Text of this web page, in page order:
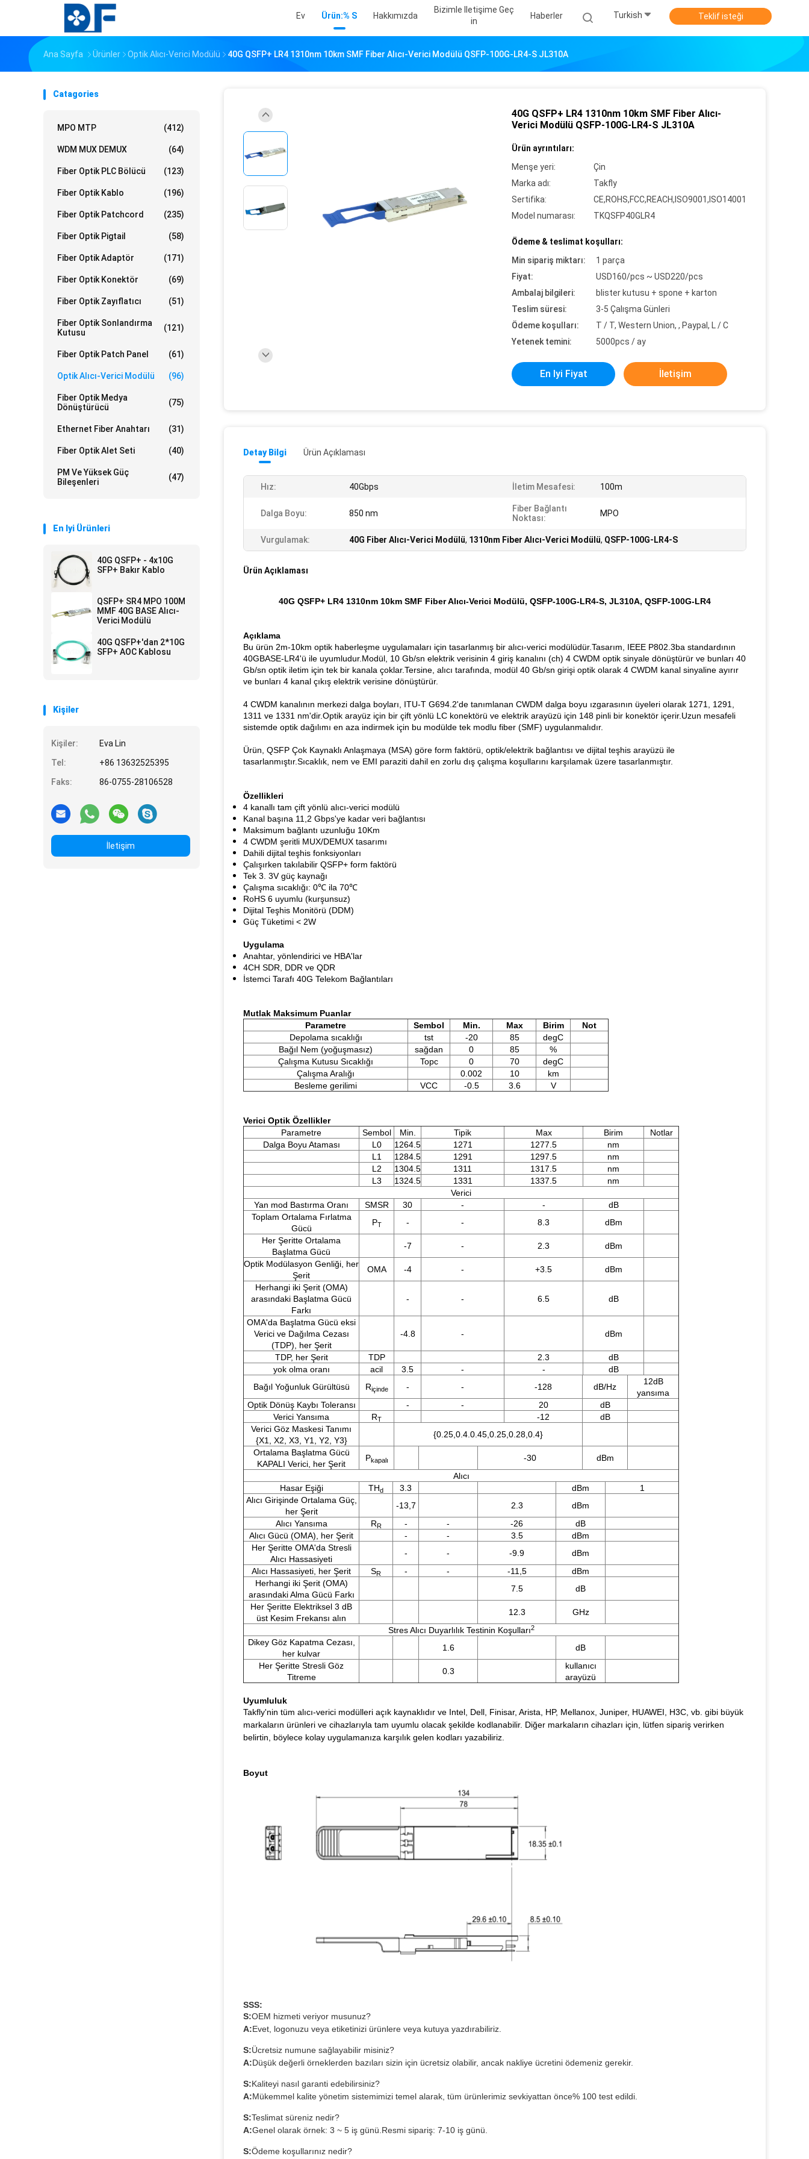
Ev Ürün:% S Hakkımızda
Bizimle Iletişime Geç
In
Haberler Turkish Teklif isteği
Ana Sayfa Ürünler Optik Alıcı-Verici Modülü 40G QSFP+ LR4 1310nm 10km SMF Fiber Alıcı-Verici Modülü QSFP-100G-LR4-S JL310A
Catagories
MPO MTP (412)
WDM MUX DEMUX (64)
Fiber Optik PLC Bölücü (123)
Fiber Optik Kablo (196)
Fiber Optik Patchcord (235)
Fiber Optik Pigtail (58)
Fiber Optik Adaptör (171)
Fiber Optik Konektör (69)
Fiber Optik Zayıflatıcı (51)
Fiber Optik Sonlandırma
Kutusu
(121)
Fiber Optik Patch Panel (61)
Optik Alıcı-Verici Modülü (96)
Fiber Optik Medya
Dönüştürücü
(75)
Ethernet Fiber Anahtarı (31)
Fiber Optik Alet Seti (40)
PM Ve Yüksek Güç
Bileşenleri
(47)
En Iyi Ürünleri
40G QSFP+ - 4x10G
SFP+ Bakır Kablo
QSFP+ SR4 MPO 100M
MMF 40G BASE Alıcı-
Verici Modülü
40G QSFP+'dan 2*10G
SFP+ AOC Kablosu
Kişiler
Kişiler:
Eva Lin
Tel:
+86 13632525395
Faks:
86-0755-28106528
İletişim
40G QSFP+ LR4 1310nm 10km SMF Fiber Alıcı-
Verici Modülü QSFP-100G-LR4-S JL310A
Ürün ayrıntıları:
Menşe yeri:
Çin
Marka adı:
Takfly
Sertifika:
CE,ROHS,FCC,REACH,ISO9001,ISO14001
Model numarası:
TKQSFP40GLR4
Ödeme & teslimat koşulları:
Min sipariş miktarı:
1 parça
Fiyat:
USD160/pcs ~ USD220/pcs
Ambalaj bilgileri:
blister kutusu + spone + karton
Teslim süresi:
3-5 Çalışma Günleri
Ödeme koşulları:
T / T, Western Union, , Paypal, L / C
Yetenek temini:
5000pcs / ay
En Iyi Fiyat İletişim
Detay Bilgi Ürün Açıklaması
Hız: 40Gbps İletim Mesafesi: 100m
Dalga Boyu: 850 nm
Fiber Bağlantı
Noktası:
MPO
Vurgulamak: 40G Fiber Alıcı-Verici Modülü, 1310nm Fiber Alıcı-Verici Modülü, QSFP-100G-LR4-S
Ürün Açıklaması
40G QSFP+ LR4 1310nm 10km SMF Fiber Alıcı-Verici Modülü, QSFP-100G-LR4-S, JL310A, QSFP-100G-LR4
Açıklama
Bu ürün 2m-10km optik haberleşme uygulamaları için tasarlanmış bir alıcı-verici modülüdür.Tasarım, IEEE P802.3ba standardının
40GBASE-LR4'ü ile uyumludur.Modül, 10 Gb/sn elektrik verisinin 4 giriş kanalını (ch) 4 CWDM optik sinyale dönüştürür ve bunları 40
Gb/sn optik iletim için tek bir kanala çoklar.Tersine, alıcı tarafında, modül 40 Gb/sn girişi optik olarak 4 CWDM kanal sinyaline ayırır
ve bunları 4 kanal çıkış elektrik verisine dönüştürür.
4 CWDM kanalının merkezi dalga boyları, ITU-T G694.2'de tanımlanan CWDM dalga boyu ızgarasının üyeleri olarak 1271, 1291,
1311 ve 1331 nm'dir.Optik arayüz için bir çift yönlü LC konektörü ve elektrik arayüzü için 148 pinli bir konektör içerir.Uzun mesafeli
sistemde optik dağılımı en aza indirmek için bu modülde tek modlu fiber (SMF) uygulanmalıdır.
Ürün, QSFP Çok Kaynaklı Anlaşmaya (MSA) göre form faktörü, optik/elektrik bağlantısı ve dijital teşhis arayüzü ile
tasarlanmıştır.Sıcaklık, nem ve EMI paraziti dahil en zorlu dış çalışma koşullarını karşılamak üzere tasarlanmıştır.
Özellikleri
4 kanallı tam çift yönlü alıcı-verici modülü
Kanal başına 11,2 Gbps'ye kadar veri bağlantısı
Maksimum bağlantı uzunluğu 10Km
4 CWDM şeritli MUX/DEMUX tasarımı
Dahili dijital teşhis fonksiyonları
Çalışırken takılabilir QSFP+ form faktörü
Tek 3. 3V güç kaynağı
Çalışma sıcaklığı: 0℃ ila 70℃
RoHS 6 uyumlu (kurşunsuz)
Dijital Teşhis Monitörü (DDM)
Güç Tüketimi < 2W
Uygulama
Anahtar, yönlendirici ve HBA'lar
4CH SDR, DDR ve QDR
İstemci Tarafı 40G Telekom Bağlantıları
Mutlak Maksimum Puanlar
Parametre
Sembol Min. Max Birim
Not
Depolama sıcaklığı
tst -20 85
degC
Bağıl Nem (yoğuşmasız)
sağdan 0 85
%
Çalışma Kutusu Sıcaklığı
Topc 0 70
degC
Çalışma Aralığı
0.002 10
km
Besleme gerilimi
VCC -0.5 3.6 V
Verici Optik Özellikler
Parametre
Sembol Min. Tipik Max Birim
Notlar
Dalga Boyu Ataması
L0 1264.5 1271 1277.5
nm
L1
1284.5 1291 1297.5
nm
L2
1304.5 1311 1317.5
nm
L3
1324.5 1331 1337.5
nm
Verici
Yan mod Bastırma Oranı
SMSR 30 - -
dB
Toplam Ortalama Fırlatma
Gücü
PT - - 8.3
dBm
Her Şeritte Ortalama
Başlatma Gücü
-7 - 2.3
dBm
Optik Modülasyon Genliği, her
Şerit
OMA -4 - +3.5
dBm
Herhangi iki Şerit (OMA)
arasındaki Başlatma Gücü
Farkı
- - 6.5 dB
OMA'da Başlatma Gücü eksi
Verici ve Dağılma Cezası
(TDP), her Şerit
-4.8 - dBm
TDP, her Şerit TDP 2.3
dB
yok olma oranı
acil 3.5 - -
dB
Bağıl Yoğunluk Gürültüsü
Riçinde - - -128 dB/Hz
12dB
yansıma
Optik Dönüş Kaybı Toleransı
- - 20
dB
Verici Yansıma
RT -12
dB
Verici Göz Maskesi Tanımı
{X1, X2, X3, Y1, Y2, Y3}
{0.25,0.4.0.45,0.25,0.28,0.4}
Ortalama Başlatma Gücü
KAPALI Verici, her Şerit
Pkapalı -30
dBm
Alıcı
Hasar Eşiği
THd 3.3 dBm
1
Alıcı Girişinde Ortalama Güç,
her Şerit
-13,7 2.3
dBm
Alıcı Yansıma
RR - - -26
dB
Alıcı Gücü (OMA), her Şerit
- - 3.5
dBm
Her Şeritte OMA'da Stresli
Alıcı Hassasiyeti
- - -9.9
dBm
Alıcı Hassasiyeti, her Şerit
SR - - -11,5
dBm
Herhangi iki Şerit (OMA)
arasındaki Alma Gücü Farkı
7.5
dB
Her Şeritte Elektriksel 3 dB
üst Kesim Frekansı alın
12.3
GHz
Stres Alıcı Duyarlılık Testinin Koşulları2
Dikey Göz Kapatma Cezası,
her kulvar
1.6
dB
Her Şeritte Stresli Göz
Titreme
0.3
kullanıcı
arayüzü
Uyumluluk
Takfly'nin tüm alıcı-verici modülleri açık kaynaklıdır ve Intel, Dell, Finisar, Arista, HP, Mellanox, Juniper, HUAWEI, H3C, vb. gibi büyük
markaların ürünleri ve cihazlarıyla tam uyumlu olacak şekilde kodlanabilir. Diğer markaların cihazları için, lütfen sipariş verirken
belirtin, böylece kolay uygulamanıza karşılık gelen kodları yazabiliriz.
Boyut
SSS:
S:OEM hizmeti veriyor musunuz?
A:Evet, logonuzu veya etiketinizi ürünlere veya kutuya yazdırabiliriz.
S:Ücretsiz numune sağlayabilir misiniz?
A:Düşük değerli örneklerden bazıları sizin için ücretsiz olabilir, ancak nakliye ücretini ödemeniz gerekir.
S:Kaliteyi nasıl garanti edebilirsiniz?
A:Mükemmel kalite yönetim sistemimizi temel alarak, tüm ürünlerimiz sevkiyattan önce% 100 test edildi.
S:Teslimat süreniz nedir?
A:Genel olarak örnek: 3 ~ 5 iş günü.Resmi sipariş: 7-10 iş günü.
S:Ödeme koşullarınız nedir?